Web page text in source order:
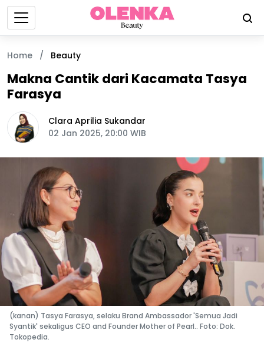
Home / Beauty
Makna Cantik dari Kacamata Tasya
Farasya
Clara Aprilia Sukandar
02 Jan 2025, 20:00 WIB
(kanan) Tasya Farasya, selaku Brand Ambassador 'Semua Jadi
Syantik' sekaligus CEO and Founder Mother of Pearl.. Foto: Dok.
Tokopedia.